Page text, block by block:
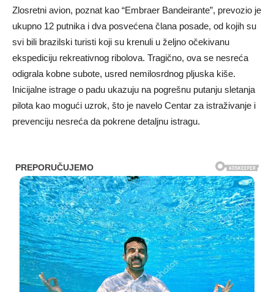
Zlosretni avion, poznat kao “Embraer Bandeirante”, prevozio je
ukupno 12 putnika i dva posvećena člana posade, od kojih su
svi bili brazilski turisti koji su krenuli u željno očekivanu
ekspediciju rekreativnog ribolova. Tragično, ova se nesreća
odigrala kobne subote, usred nemilosrdnog pljuska kiše.
Inicijalne istrage o padu ukazuju na pogrešnu putanju sletanja
pilota kao mogući uzrok, što je navelo Centar za istraživanje i
prevenciju nesreća da pokrene detaljnu istragu.